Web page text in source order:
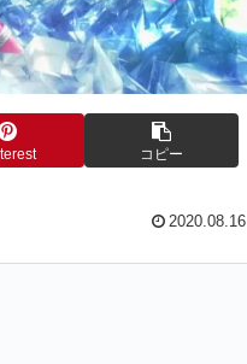
コピー
2020.08.16